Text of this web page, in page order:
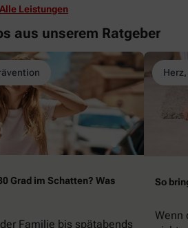
Alle Leistungen
aus unserem Ratgeber
Grad im Schatten? Was
Familie bis spätabends
So
Wenn